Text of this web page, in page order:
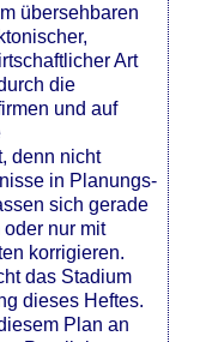
übersehbaren
Art
die
und auf
denn nicht
in Planungs-
sich gerade
nur mit
korrigieren.
das Stadium
dieses Heftes.
Plan an